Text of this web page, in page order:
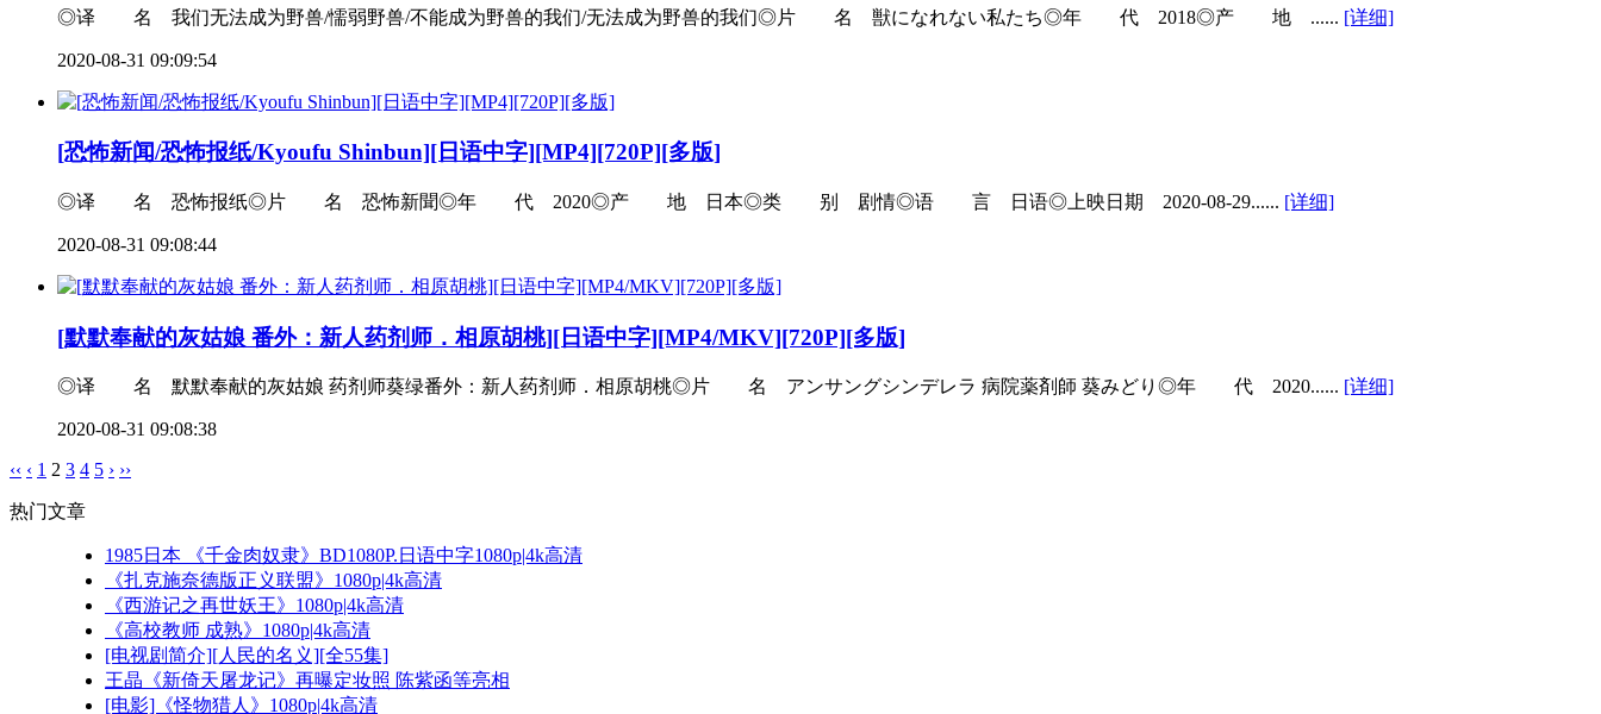
◎译 名 我们无法成为野兽/懦弱野兽/不能成为野兽的我们/无法成为野兽的我们◎片 名 獣になれない私たち◎年 代 2018◎产 地 ...... [详细]
2020-08-31 09:09:54
[恐怖新闻/恐怖报纸/Kyoufu Shinbun][日语中字][MP4][720P][多版]
◎译 名 恐怖报纸◎片 名 恐怖新聞◎年 代 2020◎产 地 日本◎类 别 剧情◎语 言 日语◎上映日期 2020-08-29...... [详细]
2020-08-31 09:08:44
[默默奉献的灰姑娘 番外：新人药剂师．相原胡桃][日语中字][MP4/MKV][720P][多版]
◎译 名 默默奉献的灰姑娘 药剂师葵绿番外：新人药剂师．相原胡桃◎片 名 アンサングシンデレラ 病院薬剤師 葵みどり◎年 代 2020...... [详细]
2020-08-31 09:08:38
‹‹ ‹ 1 2 3 4 5 › ››
热门文章
1985日本 《千金肉奴隶》BD1080P.日语中字1080p|4k高清
《扎克施奈德版正义联盟》1080p|4k高清
《西游记之再世妖王》1080p|4k高清
《高校教师 成熟》1080p|4k高清
[电视剧简介][人民的名义][全55集]
王晶《新倚天屠龙记》再曝定妆照 陈紫函等亮相
[电影]《怪物猎人》1080p|4k高清